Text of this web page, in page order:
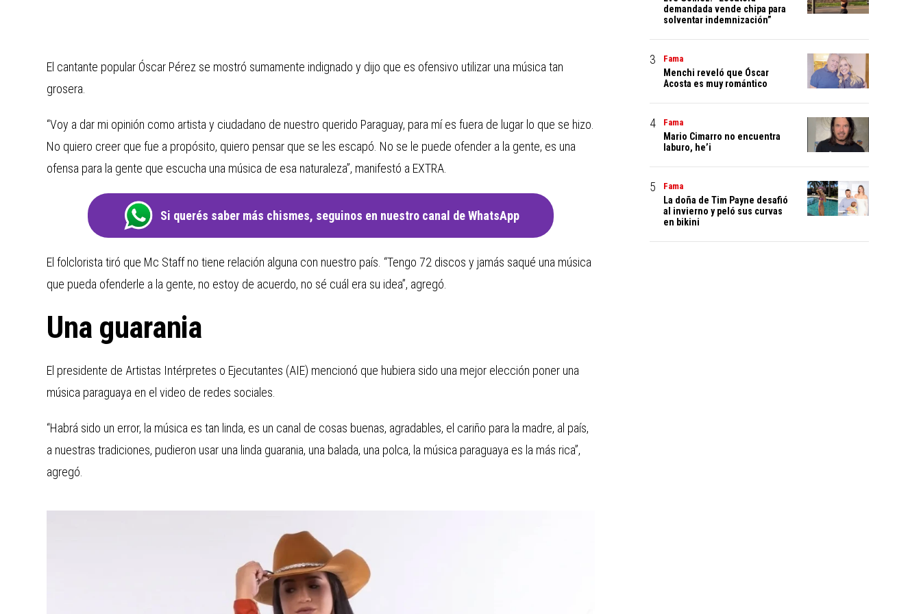
El cantante popular Óscar Pérez se mostró sumamente indignado y dijo que es ofensivo utilizar una música tan
grosera.
“Voy a dar mi opinión como artista y ciudadano de nuestro querido Paraguay, para mí es fuera de lugar lo que se hizo.
No quiero creer que fue a propósito, quiero pensar que se les escapó. No se le puede ofender a la gente, es una
ofensa para la gente que escucha una música de esa naturaleza”, manifestó a EXTRA.
Si querés saber más chismes, seguinos en nuestro canal de WhatsApp
El folclorista tiró que Mc Staff no tiene relación alguna con nuestro país. “Tengo 72 discos y jamás saqué una música
que pueda ofenderle a la gente, no estoy de acuerdo, no sé cuál era su idea”, agregó.
Una guarania
El presidente de Artistas Intérpretes o Ejecutantes (AIE) mencionó que hubiera sido una mejor elección poner una
música paraguaya en el video de redes sociales.
“Habrá sido un error, la música es tan linda, es un canal de cosas buenas, agradables, el cariño para la madre, al país,
a nuestras tradiciones, pudieron usar una linda guarania, una balada, una polca, la música paraguaya es la más rica”,
agregó.
demandada vende chipa para
solventar indemnización”
Fama
Menchi reveló que Óscar
Acosta es muy romántico
Fama
Mario Cimarro no encuentra
laburo, he’i
Fama
La doña de Tim Payne desafió
al invierno y peló sus curvas
en bikini